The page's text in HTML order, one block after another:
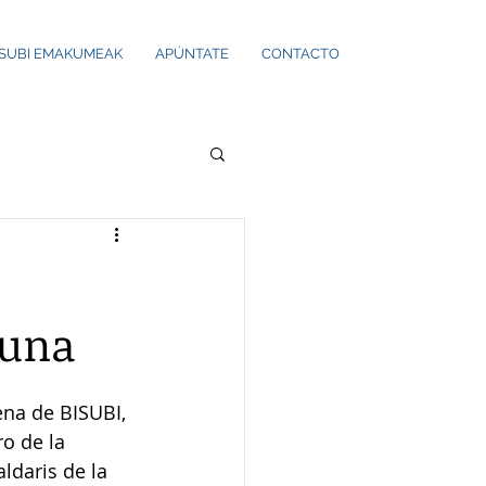
EMAKUMEAK APÚNTATE CONTACTO
de BISUBI,
de la
de la